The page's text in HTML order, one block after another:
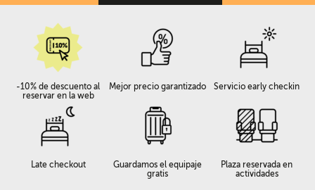
-10% de descuento al
reservar en la web
Mejor precio garantizado Servicio early checkin
Late checkout
Guardamos el equipaje
gratis
Plaza reservada en
actividades